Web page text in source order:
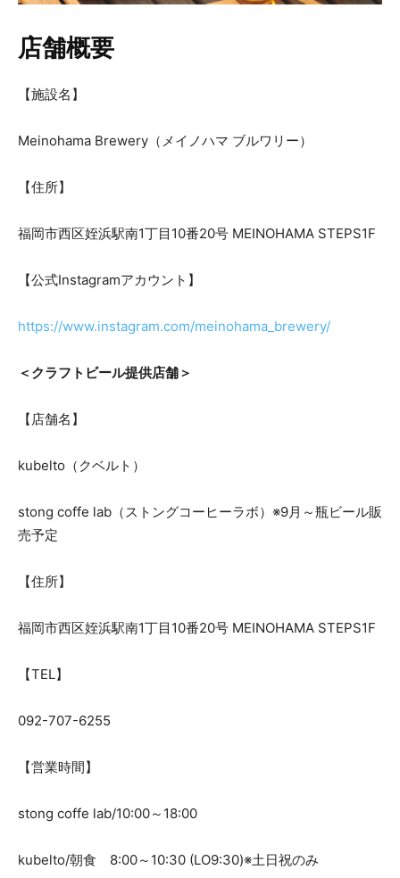
店舗概要
【施設名】
Meinohama Brewery（メイノハマ ブルワリー）
【住所】
福岡市西区姪浜駅南1丁目10番20号 MEINOHAMA STEPS1F
【公式Instagramアカウント】
https://www.instagram.com/meinohama_brewery/
＜クラフトビール提供店舗＞
【店舗名】
kubelto（クベルト）
stong coffe lab（ストングコーヒーラボ）※9月～瓶ビール販
売予定
【住所】
福岡市西区姪浜駅南1丁目10番20号 MEINOHAMA STEPS1F
【TEL】
092-707-6255
【営業時間】
stong coffe lab/10:00～18:00
kubelto/朝食 8:00～10:30 (LO9:30)※土日祝のみ